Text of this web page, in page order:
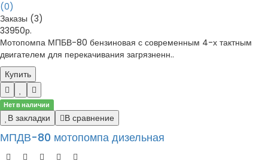
(0)
Заказы (3)
33950р.
Мотопомпа МПБВ-80 бензиновая с современным 4-х тактным
двигателем для перекачивания загрязненн..
Купить
Нет в наличии
В закладки В сравнение
МПДВ-80 мотопомпа дизельная